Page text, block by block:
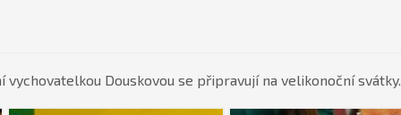
Douskovou se připravují na velikonoční svátky.